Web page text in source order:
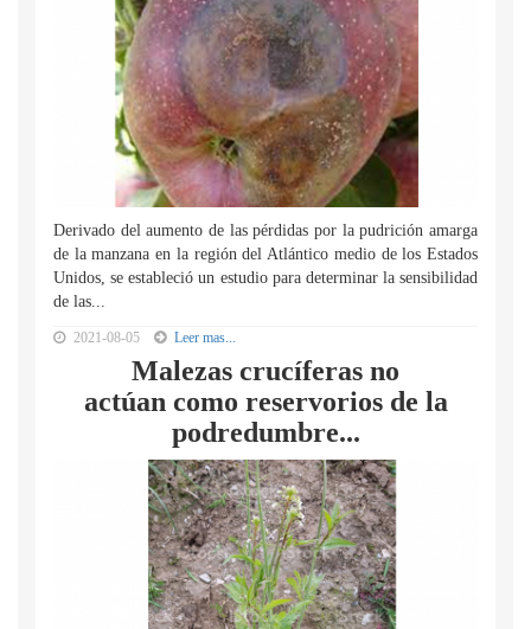
Derivado del aumento de las pérdidas por la pudrición amarga
de la manzana en la región del Atlántico medio de los Estados
Unidos, se estableció un estudio para determinar la sensibilidad
de las...
2021-08-05 Leer mas...
Malezas crucíferas no
actúan como reservorios de la
podredumbre...